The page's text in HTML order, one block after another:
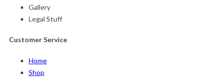
Gallery
Legal Stuff
Customer Service
Home
Shop